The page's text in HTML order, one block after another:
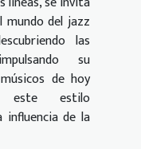
del jazz
las
su
de hoy
este estilo
influencia de la